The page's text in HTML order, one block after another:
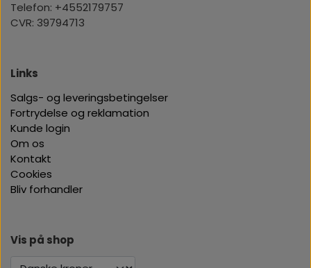
Telefon: +4552179757
CVR: 39794713
Links
Salgs- og leveringsbetingelser
Fortrydelse og reklamation
Kunde login
Om os
Kontakt
Cookies
Bliv forhandler
Vis på shop